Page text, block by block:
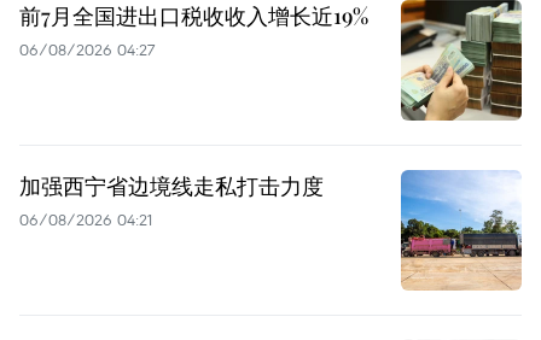
前7月全国进出口税收收入增长近19%
06/08/2026 04:27
加强西宁省边境线走私打击力度
06/08/2026 04:21